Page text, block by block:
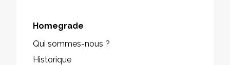
Homegrade
Qui sommes-nous ?
Historique